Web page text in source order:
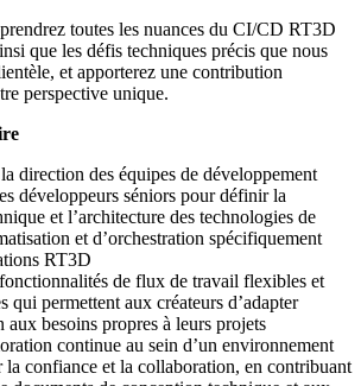
toutes les nuances du CI/CD RT3D
que les défis techniques précis que nous
et apporterez une contribution
perspective unique.
direction des équipes de développement
développeurs séniors pour définir la
et l’architecture des technologies de
et d’orchestration spécifiquement
RT3D
de flux de travail flexibles et
qui permettent aux créateurs d’adapter
aux besoins propres à leurs projets
continue au sein d’un environnement
confiance et la collaboration, en contribuant